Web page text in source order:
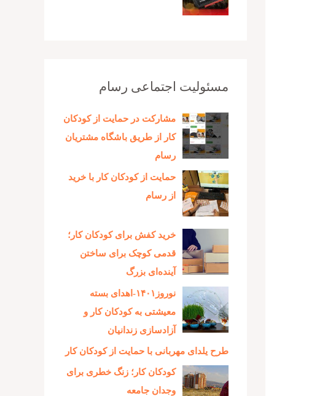
مسئولیت اجتماعی رسام
مشارکت در حمایت از کودکان
کار از طریق باشگاه مشتریان
رسام
حمایت از کودکان کار با خرید
از رسام
خرید کفش برای کودکان کار؛
قدمی کوچک برای ساختن
آینده‌ای بزرگ
نوروز۱۴۰۱-اهدای بسته
معیشتی به کودکان کار و
آزادسازی زندانیان
طرح یلدای مهربانی با حمایت از کودکان کار
کودکان کار؛ زنگ خطری برای
وجدان جامعه